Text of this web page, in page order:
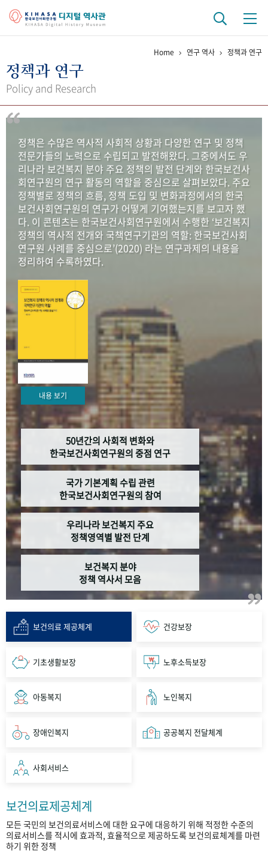
걸어온 길 기관 변천사
연구 역사
정책과 연구 키워드로 보는 연구 역사
연구자들
간행물 변천사
기록물 아카이브
사진 아카이브 문서 기록물 행정박물 영상 기록물
50+1주년 기념
성과 50선 숫자로 보는 50년
세계와 함께 한 KIHASA
VR 역사관
Home 연구 역사 정책과 연구
정책과 연구
Policy and Research
정책은 수많은 역사적 사회적 상황과 다양한 연구 및 정책
전문가들의 노력으로 수립되고 발전해왔다. 그중에서도 우
리나라 보건복지 분야 주요 정책의 발전 단계와 한국보건사
회연구원의 연구 활동의 역할을 중심으로 살펴보았다. 주요
정책별로 정책의 흐름, 정책 도입 및 변화과정에서의 한국
보건사회연구원의 연구가 어떻게 기여했는지를 보고자 했
다. 이 콘텐츠는 한국보건사회연구원에서 수행한 ‘보건복지
정책의 역사적 전개와 국책연구기관의 역할: 한국보건사회
연구원 사례를 중심으로’(2020) 라는 연구과제의 내용을
정리하여 수록하였다.
내용 보기
50년간의 사회적 변화와
한국보건사회연구원의 중점 연구
국가 기본계획 수립 관련
한국보건사회연구원의 참여
우리나라 보건복지 주요
정책영역별 발전 단계
보건복지 분야
정책 역사서 모음
보건의료 제공체계 건강보장
기초생활보장 노후소득보장
아동복지 노인복지
장애인복지 공공복지 전달체계
사회서비스
보건의료제공체계
모든 국민의 보건의료서비스에 대한 요구에 대응하기 위해 적정한 수준의
의료서비스를 적시에 효과적, 효율적으로 제공하도록 보건의료체계를 마련
하기 위한 정책